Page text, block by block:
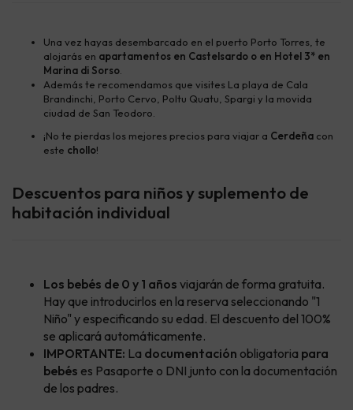
Una vez hayas desembarcado en el puerto Porto Torres, te
alojarás en apartamentos en Castelsardo o en Hotel 3* en
Marina di Sorso
Además te recomendamos que visites La playa de Cala
Brandinchi, Porto Cervo, Poltu Quatu, Spargi y la movida
ciudad de San Teodoro.
¡No te pierdas los mejores precios para viajar a Cerdeña con
este chollo!
Descuentos para niños y suplemento de
habitación individual
Los bebés de 0 y 1 años viajarán de forma gratuita.
Hay que introducirlos en la reserva seleccionando "1
Niño" y especificando su edad. El descuento del 100%
se aplicará automáticamente.
IMPORTANTE: La documentación obligatoria para
bebés es Pasaporte o DNI junto con la documentación
de los padres.